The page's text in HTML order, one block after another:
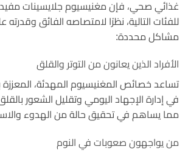
غذائي صحي، فإن مغنيسيوم جلايسينات
للفئات التالية، نظرًا لامتصاصه الفائق
مشاكل محددة:
الأفراد الذين يعانون من التوتر والقلق
تساعد خصائص المغنيسيوم المهدئة، المعززة
في إدارة الإجهاد اليومي وتقليل الشعور
مما يساهم في تحقيق حالة من الهدوء
من يواجهون صعوبات في النوم